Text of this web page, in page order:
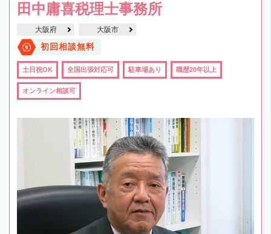
田中庸喜税理士事務所
大阪府 大阪市
初回相談無料
土日祝OK 全国出張対応可 駐車場あり 職歴20年以上
オンライン相談可